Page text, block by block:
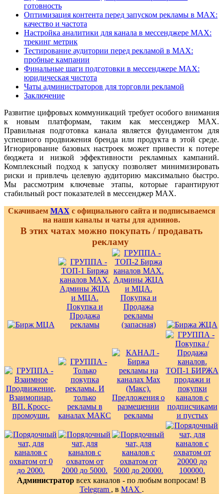
готовность
Оптимизация контента перед запуском рекламы в MAX:
качество и частота
Настройка аналитики для канала в мессенджере MAX:
трекинг метрик
Тестирование аудитории перед рекламой в MAX:
пробные кампании
Финальные шаги подготовки в мессенджере MAX:
юридическая чистота
Чаты администраторов для торговли рекламой
Заключение
Развитие цифровых коммуникаций требует особого внимания
к новым платформам, таким как мессенджер MAX.
Правильная подготовка канала является фундаментом для
успешного продвижения бренда или продукта в этой среде.
Игнорирование базовых настроек может привести к потере
бюджета и низкой эффективности рекламных кампаний.
Комплексный подход к запуску позволяет минимизировать
риски и привлечь целевую аудиторию максимально быстро.
Мы рассмотрим ключевые этапы, которые гарантируют
стабильный рост показателей в мессенджер MAX.
Скачиваем MAX с официального сайта и подписываемся
на наши каналы и чаты для админов.
В этих чатах можно покупать / продавать
рекламу
Администратор всех каналов - по любым вопросам! В
Telegram , в MAX .